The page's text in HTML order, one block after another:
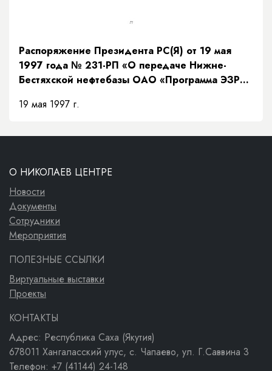
Распоряжение Президента РС(Я) от 19 мая
1997 года № 231-РП «О передаче Нижне-
Бестяхской нефтебазы ОАО «Программа ЭЗР
19 мая 1997 г.
О НИКОЛАЕВ ЦЕНТРЕ
Новости
Документы
Сотрудники
Мероприятия
ПОЛЕЗНЫЕ ССЫЛКИ
Виртуальные выставки
Проекты
КОНТАКТЫ
Адрес: Республика Саха (Якутия)
678011 Хангаласский улус, с. Чапаево, ул. Г.Саввина 3
Телефон: +7 (41144) 24-148